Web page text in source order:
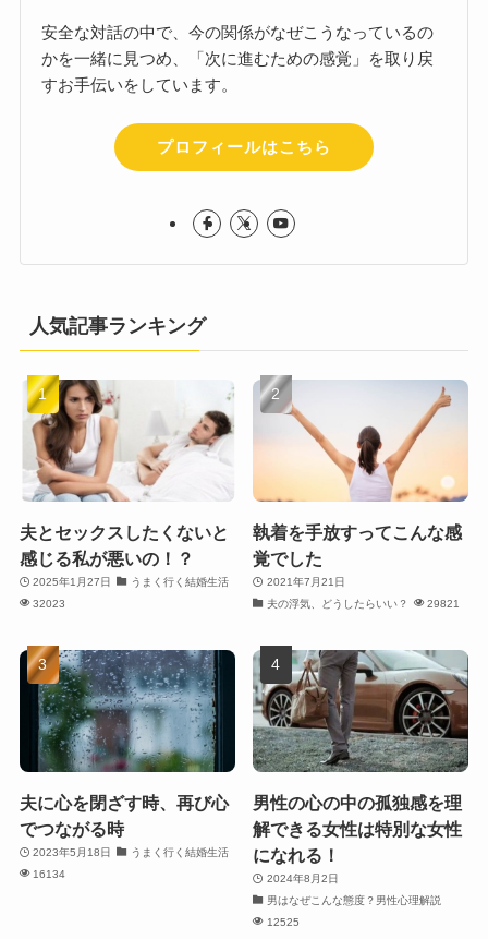
安全な対話の中で、今の関係がなぜこうなっているの
かを一緒に見つめ、「次に進むための感覚」を取り戻
すお手伝いをしています。
プロフィールはこちら
人気記事ランキング
夫とセックスしたくないと
感じる私が悪いの！？
2025年1月27日
うまく行く結婚生活
32023
執着を手放すってこんな感
覚でした
2021年7月21日
夫の浮気、どうしたらいい？
29821
夫に心を閉ざす時、再び心
でつながる時
2023年5月18日
うまく行く結婚生活
16134
男性の心の中の孤独感を理
解できる女性は特別な女性
になれる！
2024年8月2日
男はなぜこんな態度？男性心理解説
12525